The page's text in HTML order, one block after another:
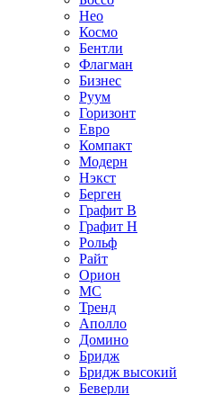
Нео
Космо
Бентли
Флагман
Бизнес
Руум
Горизонт
Евро
Компакт
Модерн
Нэкст
Берген
Графит В
Графит Н
Рольф
Райт
Орион
МС
Тренд
Аполло
Домино
Бридж
Бридж высокий
Беверли